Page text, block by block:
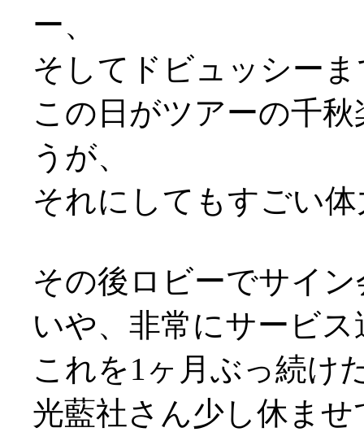
ー、
そしてドビュッシー
この日がツアーの千
うが、
それにしてもすごい
その後ロビーでサイ
いや、非常にサービ
これを1ヶ月ぶっ続け
光藍社さん少し休ま